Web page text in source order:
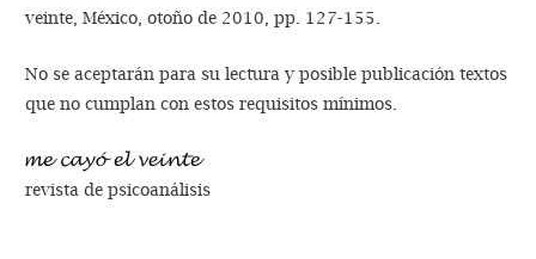
veinte, México, otoño de 2010, pp. 127-155.
No se aceptarán para su lectura y posible publicación textos
que no cumplan con estos requisitos mínimos.
revista de psicoanálisis